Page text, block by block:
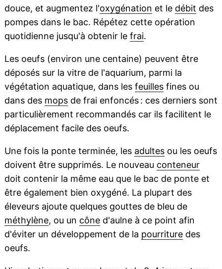
douce, et augmentez l'oxygénation et le débit des
pompes dans le bac. Répétez cette opération
quotidienne jusqu'à obtenir le frai.
Les oeufs (environ une centaine) peuvent être
déposés sur la vitre de l'aquarium, parmi la
végétation aquatique, dans les feuillesfines ou
dans des mopsde frai enfoncés : ces derniers sont
particulièrement recommandés car ils facilitent le
déplacement facile des oeufs.
Une fois la ponte terminée, les adultesou les oeufs
doivent être supprimés. Le nouveau conteneur
doit contenir la même eau que le bac de ponte et
être également bien oxygéné. La plupart des
éleveurs ajoute quelques gouttes de bleu de
méthylène, ou un côned'aulne à ce point afin
d'éviter un développement de la pourrituredes
oeufs.